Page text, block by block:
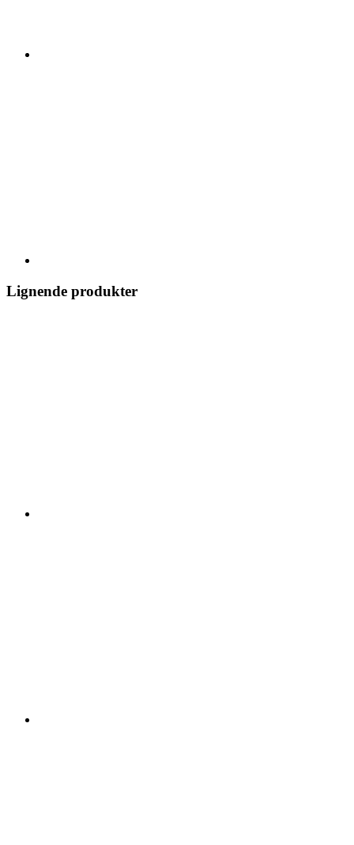
Lignende produkter